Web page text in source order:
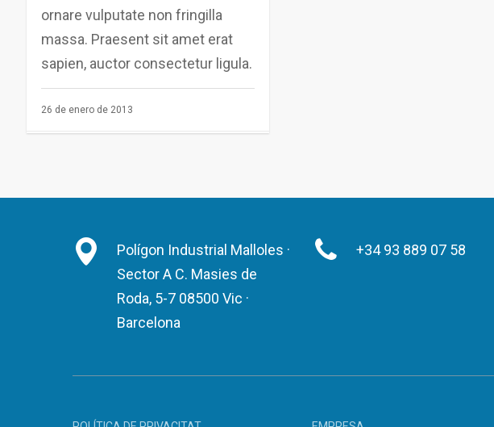
ornare vulputate non fringilla
massa. Praesent sit amet erat
sapien, auctor consectetur ligula.
26 de enero de 2013
Polígon Industrial Malloles ·
Sector A C. Masies de
Roda, 5-7 08500 Vic ·
Barcelona
+34 93 889 07 58